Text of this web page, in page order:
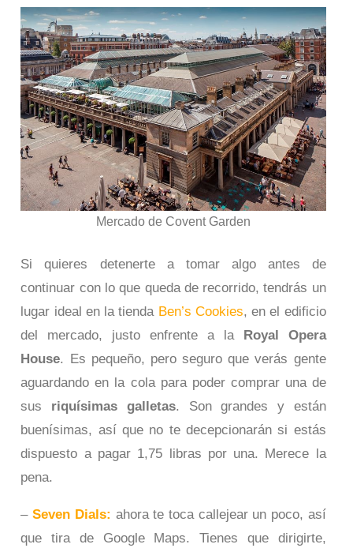
Mercado de Covent Garden
Si quieres detenerte a tomar algo antes de
continuar con lo que queda de recorrido, tendrás un
lugar ideal en la tienda Ben’s Cookies, en el edificio
del mercado, justo enfrente a la Royal Opera
House. Es pequeño, pero seguro que verás gente
aguardando en la cola para poder comprar una de
sus riquísimas galletas. Son grandes y están
buenísimas, así que no te decepcionarán si estás
dispuesto a pagar 1,75 libras por una. Merece la
pena.
–Seven Dials: ahora te toca callejear un poco, así
que tira de Google Maps. Tienes que dirigirte,